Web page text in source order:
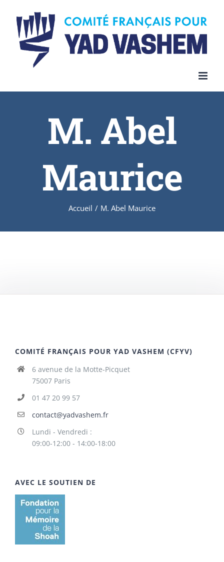
content
M. Abel
Maurice
Accueil / M. Abel Maurice
COMITÉ FRANÇAIS POUR YAD VASHEM (CFYV)
6 avenue de la Motte-Picquet
75007 Paris
01 47 20 99 57
contact@yadvashem.fr
Lundi - Vendredi :
09:00-12:00 - 14:00-18:00
AVEC LE SOUTIEN DE